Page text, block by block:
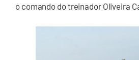
o comando do treinador Oliveira